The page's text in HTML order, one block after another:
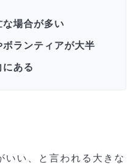
場合が多い
ランティアが大半
ある
いい、と言われる大きな